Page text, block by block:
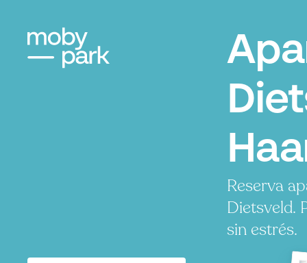
Reserva
Dietsveld.
sin estrés.